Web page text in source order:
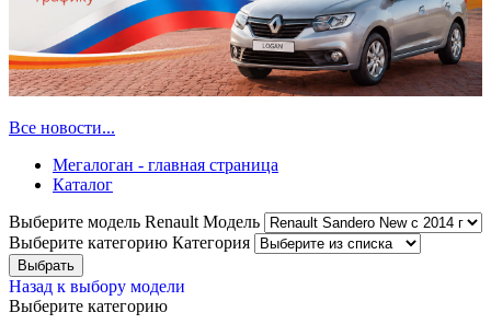
Все новости...
Мегалоган - главная страница
Каталог
Выберите модель Renault Модель
Выберите категорию Категория
Назад к выбору модели
Выберите категорию